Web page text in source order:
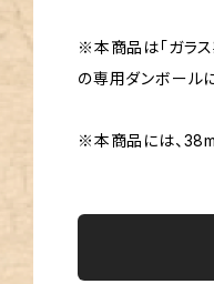
※本商品は「ガラス
の専用ダンボール
※本商品には、